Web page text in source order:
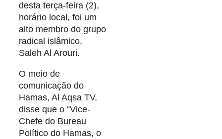
desta terça-feira (2),
horário local, foi um
alto membro do grupo
radical islâmico,
Saleh Al Arouri.
O meio de
comunicação do
Hamas, Al Aqsa TV,
disse que o “Vice-
Chefe do Bureau
Político do Hamas, o